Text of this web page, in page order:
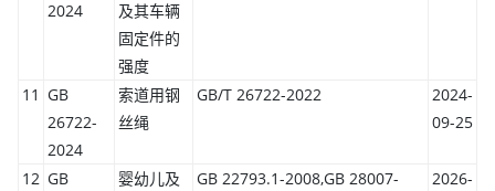
2024
及其车辆
固定件的
强度
11 GB
26722-
2024
索道用钢
丝绳
GB/T 26722-2022
2024-
09-25
12 GB
婴幼儿及
GB 22793.1-2008,GB 28007-
2026-